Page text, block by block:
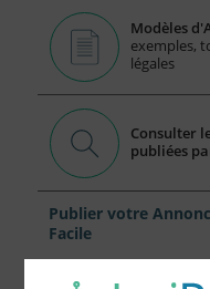
Modèles
exemples,
légales
Consulter
publiées
Publier votre
Facile
1 - Remplissez le